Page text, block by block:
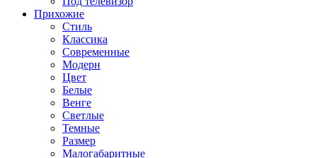
Прихожие
Стиль
Классика
Современные
Модерн
Цвет
Белые
Венге
Светлые
Темные
Размер
Малогабаритные